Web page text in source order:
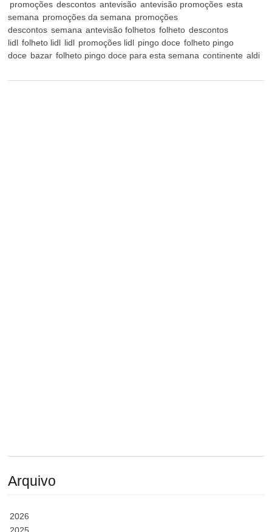
promoções descontos antevisão antevisão promoções esta
semana promoções da semana promoções
descontos semana antevisão folhetos folheto descontos
lidl folheto lidl lidl promoções lidl pingo doce folheto pingo
doce bazar folheto pingo doce para esta semana continente aldi
Arquivo
2026